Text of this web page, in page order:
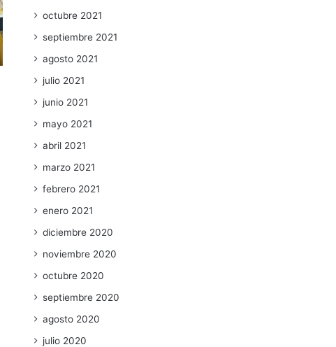
octubre 2021
septiembre 2021
agosto 2021
julio 2021
junio 2021
mayo 2021
abril 2021
marzo 2021
febrero 2021
enero 2021
diciembre 2020
noviembre 2020
octubre 2020
septiembre 2020
agosto 2020
julio 2020